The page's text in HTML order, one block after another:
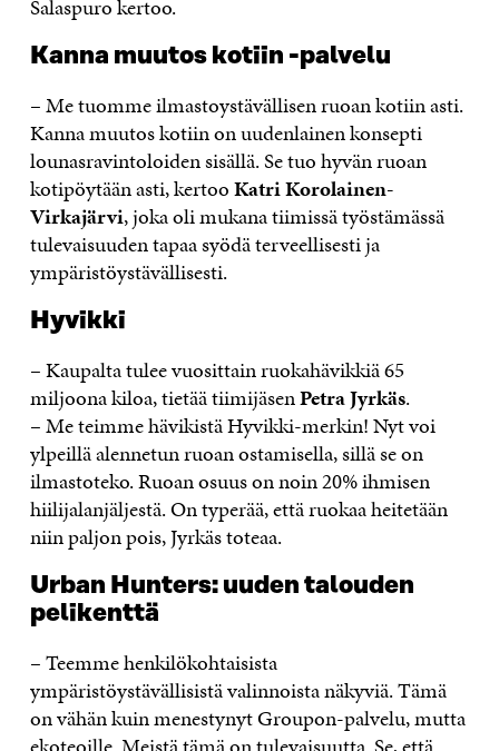
Salaspuro kertoo.
Kanna muutos kotiin -palvelu
– Me tuomme ilmastoystävällisen ruoan kotiin asti.
Kanna muutos kotiin on uudenlainen konsepti
lounasravintoloiden sisällä. Se tuo hyvän ruoan
kotipöytään asti, kertooKatri Korolainen-
Virkajärvi, joka oli mukana tiimissä työstämässä
tulevaisuuden tapaa syödä terveellisesti ja
ympäristöystävällisesti.
Hyvikki
– Kaupalta tulee vuosittain ruokahävikkiä 65
miljoona kiloa, tietää tiimijäsenPetra Jyrkäs.
– Me teimme hävikistä Hyvikki-merkin! Nyt voi
ylpeillä alennetun ruoan ostamisella, sillä se on
ilmastoteko. Ruoan osuus on noin 20% ihmisen
hiilijalanjäljestä. On typerää, että ruokaa heitetään
niin paljon pois, Jyrkäs toteaa.
Urban Hunters: uuden talouden
pelikenttä
– Teemme henkilökohtaisista
ympäristöystävällisistä valinnoista näkyviä. Tämä
on vähän kuin menestynyt Groupon-palvelu, mutta